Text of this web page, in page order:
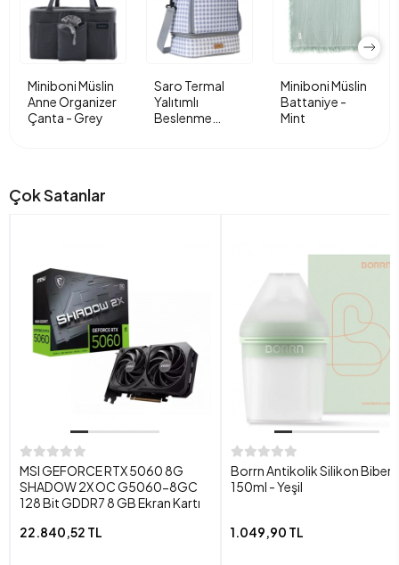
Miniboni Müslin
Anne Organizer
Çanta - Grey
Saro Termal
Yalıtımlı
Beslenme
Miniboni Müslin
Battaniye -
Mint
Çok Satanlar
MSI GEFORCE RTX 5060 8G
SHADOW 2X OC G5060-8GC
128 Bit GDDR7 8 GB Ekran Kartı
22.840,52 TL
Borrn Antikolik Silikon
150ml - Yeşil
1.049,90 TL